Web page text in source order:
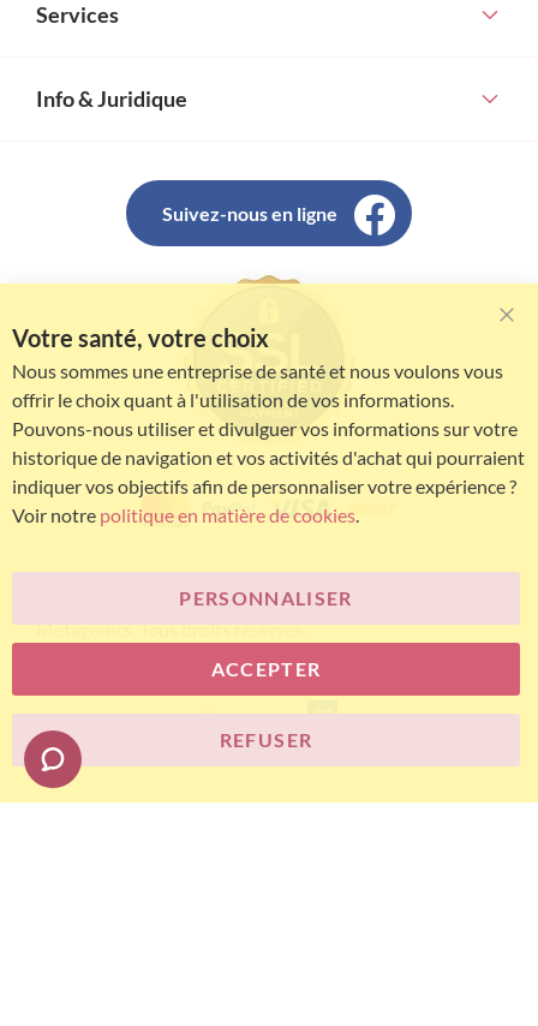
Services
Info & Juridique
Suivez-nous en ligne
© Bariatric Advantage® est une marque du groupe
Metagenics. Tous droits réservés.
E-commerce
Votre santé, votre choix
Nous sommes une entreprise de santé et nous voulons vous
offrir le choix quant à l'utilisation de vos informations.
Pouvons-nous utiliser et divulguer vos informations sur votre
historique de navigation et vos activités d'achat qui pourraient
indiquer vos objectifs afin de personnaliser votre expérience ?
Voir notre politique en matière de cookies.
ACCEPTER
PERSONNALISER
REFUSER